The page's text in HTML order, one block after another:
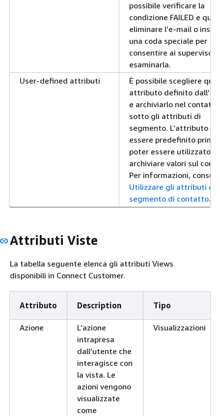
possibile verificare la
condizione FAILED e
eliminare l’e-mail o
una coda speciale per
consentire ai supervisori
esaminarla.
User-defined attributi
È possibile scegliere
attributo definito
e archiviarlo nel contatto
sotto gli attributi di
segmento. L’attributo
essere predefinito prima
poter essere utilizzato
archiviare valori sul
Per informazioni,
Utilizzare gli attributi del
segmento di contatto.
Attributi Viste
La tabella seguente elenca gli attributi Views
disponibili in Connect Customer.
Attributo Description Tipo
Azione
L’azione
intrapresa
dall’utente che
interagisce con
la vista. Le
azioni vengono
visualizzate
come
Visualizzazioni